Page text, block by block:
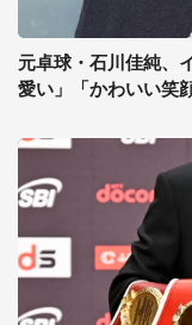
元卓球・石川佳純、
愛い」「かわいい笑